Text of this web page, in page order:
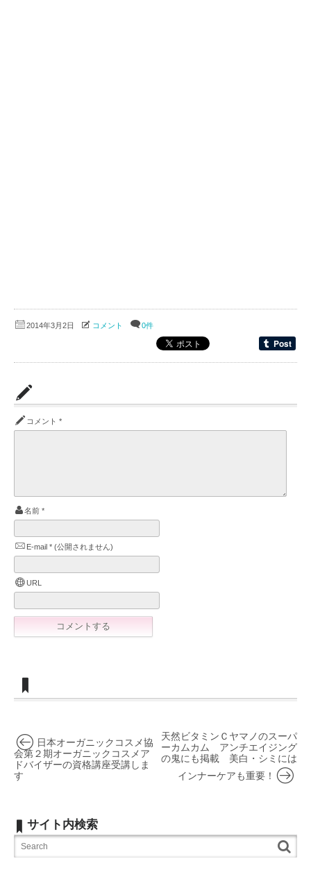
2014年3月2日 コメント 0件
コメント *
名前 *
E-mail * (公開されません)
URL
天然ビタミンＣヤマノのスーパ
ーカムカム アンチエイジング
の鬼にも掲載 美白・シミには
インナーケアも重要！
日本オーガニックコスメ協
会第２期オーガニックコスメア
ドバイザーの資格講座受講しま
す
サイト内検索